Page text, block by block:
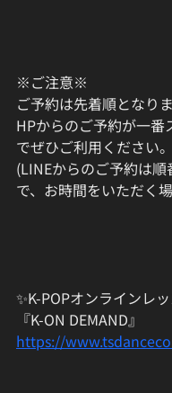
※ご注意※
ご予約は先着順となりま
HPからのご予約が一番
でぜひご利用ください。
(LINEからのご予約は
で、お時間をいただく
✨K-POPオンラインレ
『K-ON DEMAND』
https://